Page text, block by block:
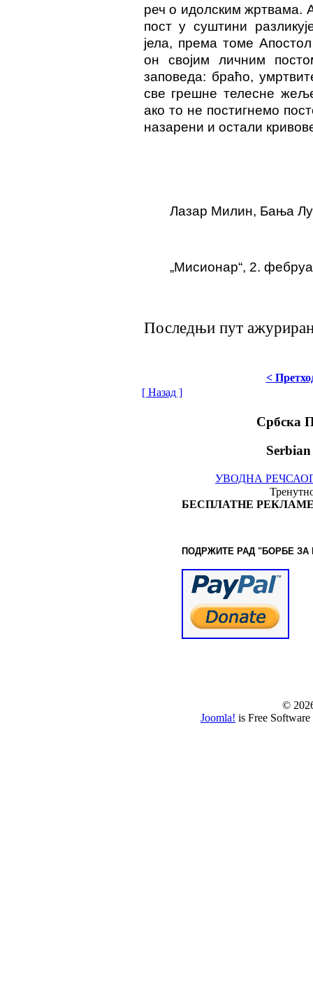
реч о идолским жртвама.
пост у суштини
јела, према томе
он својим личним
заповеда: браћо,
све грешне телесне
ако то не постигнемо
назарени и остали
Лазар Милин, Бања
„Мисионар“, 2.
Последњи пут
<
[ Назад ]
Србска
УВОДНА РЕЧ
БЕСПЛАТНЕ
ПОДРЖИТЕ РАД "БОРБЕ ЗА
©
Joomla! is Free